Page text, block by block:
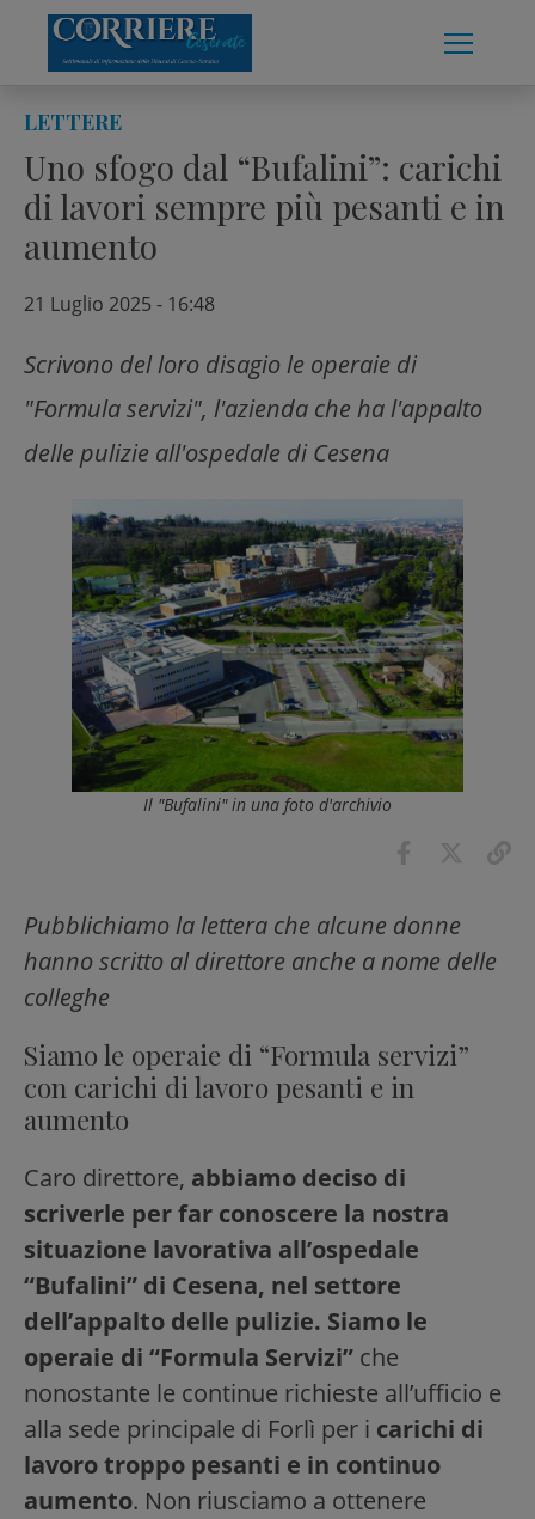
content
LETTERE
Uno sfogo dal “Bufalini”: carichi
di lavori sempre più pesanti e in
aumento
21 Luglio 2025 - 16:48
Scrivono del loro disagio le operaie di
"Formula servizi", l'azienda che ha l'appalto
delle pulizie all'ospedale di Cesena
Il "Bufalini" in una foto d'archivio
Pubblichiamo la lettera che alcune donne
hanno scritto al direttore anche a nome delle
colleghe
Siamo le operaie di “Formula servizi”
con carichi di lavoro pesanti e in
aumento
Caro direttore, abbiamo deciso di
scriverle per far conoscere la nostra
situazione lavorativa all’ospedale
“Bufalini” di Cesena, nel settore
dell’appalto delle pulizie. Siamo le
operaie di “Formula Servizi” che
nonostante le continue richieste all’ufficio e
alla sede principale di Forlì per i carichi di
lavoro troppo pesanti e in continuo
aumento. Non riusciamo a ottenere